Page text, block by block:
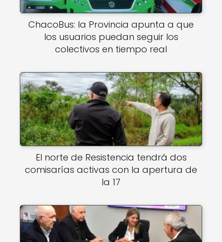
ChacoBus: la Provincia apunta a que
los usuarios puedan seguir los
colectivos en tiempo real
El norte de Resistencia tendrá dos
comisarías activas con la apertura de
la 17